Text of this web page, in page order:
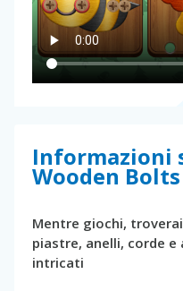
Informazioni
Wooden
Mentre giochi,
piastre, anelli, corde
intricati